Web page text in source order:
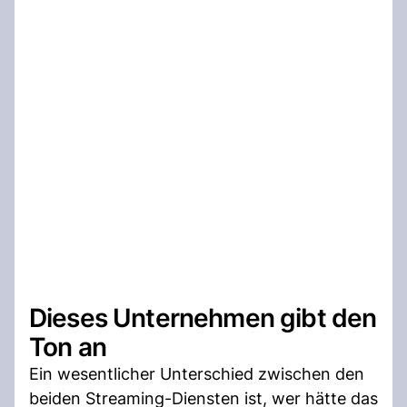
Dieses Unternehmen gibt den
Ton an
Ein wesentlicher Unterschied zwischen den
beiden Streaming-Diensten ist, wer hätte das